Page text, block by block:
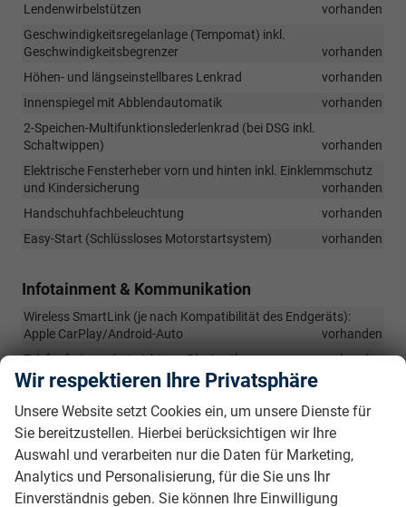
Lendenwirbelstützen
vorhanden
Geschwindigkeitsregelanlage (Tempomat) inkl.
Geschwindigkeitsbegrenzer
vorhanden
Höhen- und längseinstellbares Lenkrad
vorhanden
Innenspiegel mit Abblendautomatik
vorhanden
2-Speichen-Multifunktionslederlenkrad (bei DSG inkl.
Schaltwippen)
vorhanden
Elektrische Fensterheber vorn und hinten inkl. Einklemmschutz
und Kindersicherung
vorhanden
Handschuhfachbeleuchtung
vorhanden
Easy-Start (Schlüssloses Motorstartsystem)
vorhanden
Infotainment & Kommunikation
Wireless SmartLink (je nach Kompatibilität des Endgeräts):
Apple CarPlay/Android-Auto
vorhanden
Telefonfreisprecheinrichtung Bluetooth
vorhanden
Digitaler Radioempfang DAB+
8 Lautsprecher
vorhanden
Sprachsteuerung
vorhanden
2x USB-Anschlüsse vorn (Typ-C)
vorhanden
10" Infotainmentsystem
vorhanden
Wir respektieren Ihre Privatsphäre
Unsere Website setzt Cookies ein, um unsere Dienste für
Sie bereitzustellen. Hierbei berücksichtigen wir Ihre
Auswahl und verarbeiten nur die Daten für Marketing,
Analytics und Personalisierung, für die Sie uns Ihr
Einverständnis geben. Sie können Ihre Einwilligung